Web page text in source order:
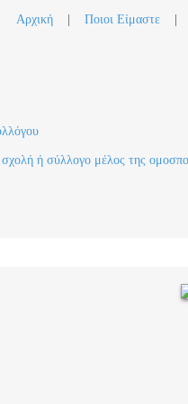
Αρχική Ποιοι Είμαστε
σχολή ή σύλλογο μέλος της